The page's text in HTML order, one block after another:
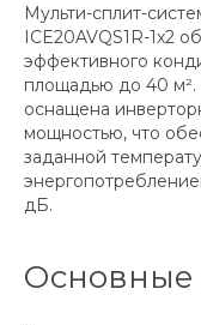
Мульти-сплит-
ICE20AVQS1R-1x2
эффективного
площадью до 40
оснащена
мощностью, что
заданной
дБ.
Основные